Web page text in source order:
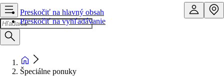
Preskočiť na hlavný obsah
Preskočiť na vyhľadávanie
Špeciálne ponuky